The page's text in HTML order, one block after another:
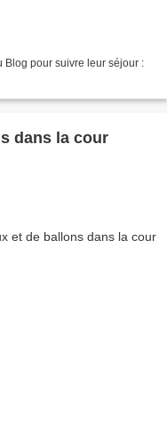
Blog pour suivre leur séjour :
dans la cour